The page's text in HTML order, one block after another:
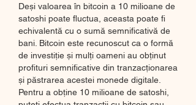
Deși valoarea în bitcoin a 10 milioane de
satoshi poate fluctua, aceasta poate fi
echivalentă cu o sumă semnificativă de
bani. Bitcoin este recunoscut ca o formă
de investiție și mulți oameni au obținut
profituri semnificative din tranzacționarea
și păstrarea acestei monede digitale.
Pentru a obține 10 milioane de satoshi,